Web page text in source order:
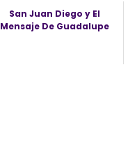
San Juan Diego y El
Mensaje De Guadalupe